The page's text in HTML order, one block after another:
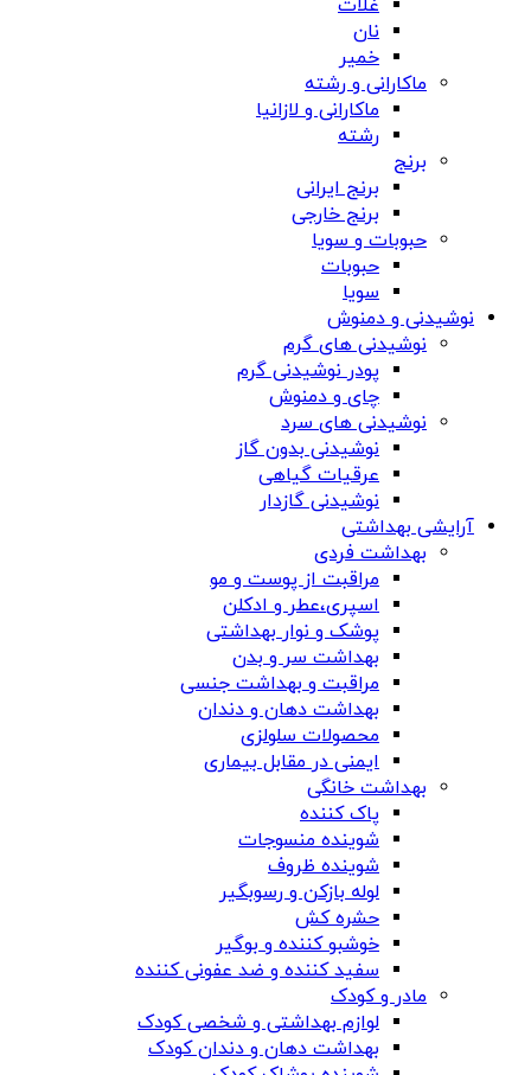
غلات
نان
خمیر
ماکارانی و رشته
ماکارانی و لازانیا
رشته
برنج
برنج ایرانی
برنج خارجی
حبوبات و سویا
حبوبات
سویا
نوشیدنی و دمنوش
نوشیدنی های گرم
پودر نوشیدنی گرم
چای و دمنوش
نوشیدنی های سرد
نوشیدنی بدون گاز
عرقیات گیاهی
نوشیدنی گازدار
آرایشی بهداشتی
بهداشت فردی
مراقبت از پوست و مو
اسپری،عطر و ادکلن
پوشک و نوار بهداشتی
بهداشت سر و بدن
مراقبت و بهداشت جنسی
بهداشت دهان و دندان
محصولات سلولزی
ایمنی در مقابل بیماری
بهداشت خانگی
پاک کننده
شوینده منسوجات
شوینده ظروف
لوله بازکن و رسوبگیر
حشره کش
خوشبو کننده و بوگیر
سفید کننده و ضد عفونی کننده
مادر و کودک
لوازم بهداشتی و شخصی کودک
بهداشت دهان و دندان کودک